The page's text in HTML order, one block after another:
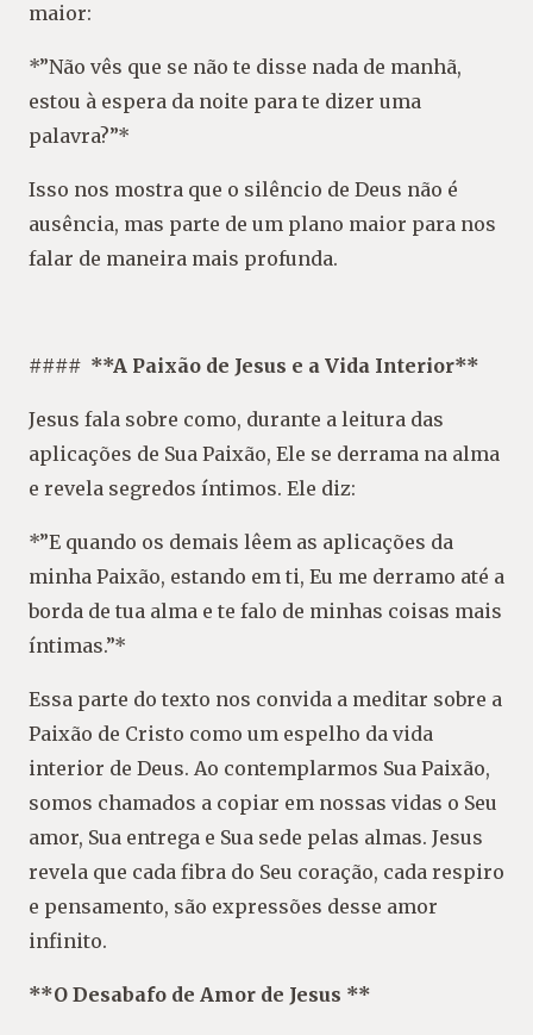
maior:
*”Não vês que se não te disse nada de manhã,
estou à espera da noite para te dizer uma
palavra?”*
Isso nos mostra que o silêncio de Deus não é
ausência, mas parte de um plano maior para nos
falar de maneira mais profunda.
#### **A Paixão de Jesus e a Vida Interior**
Jesus fala sobre como, durante a leitura das
aplicações de Sua Paixão, Ele se derrama na alma
e revela segredos íntimos. Ele diz:
*”E quando os demais lêem as aplicações da
minha Paixão, estando em ti, Eu me derramo até a
borda de tua alma e te falo de minhas coisas mais
íntimas.”*
Essa parte do texto nos convida a meditar sobre a
Paixão de Cristo como um espelho da vida
interior de Deus. Ao contemplarmos Sua Paixão,
somos chamados a copiar em nossas vidas o Seu
amor, Sua entrega e Sua sede pelas almas. Jesus
revela que cada fibra do Seu coração, cada respiro
e pensamento, são expressões desse amor
infinito.
**O Desabafo de Amor de Jesus **